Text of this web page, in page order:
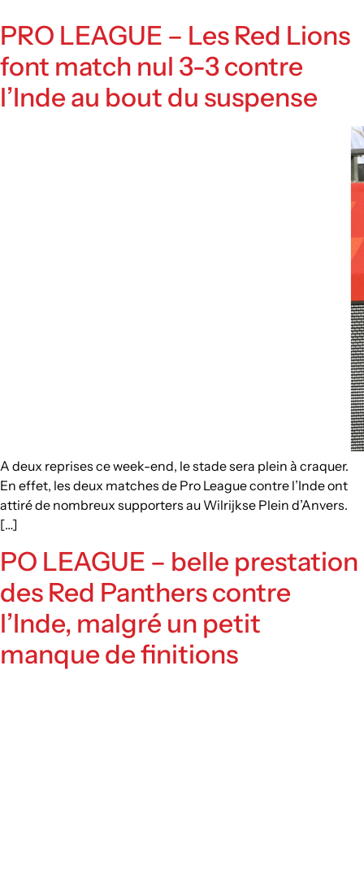
PRO LEAGUE – Les Red Lions
font match nul 3-3 contre
l’Inde au bout du suspense
A deux reprises ce week-end, le stade sera plein à craquer.
En effet, les deux matches de Pro League contre l’Inde ont
attiré de nombreux supporters au Wilrijkse Plein d’Anvers.
[…]
PO LEAGUE – belle prestation
des Red Panthers contre
l’Inde, malgré un petit
manque de finitions